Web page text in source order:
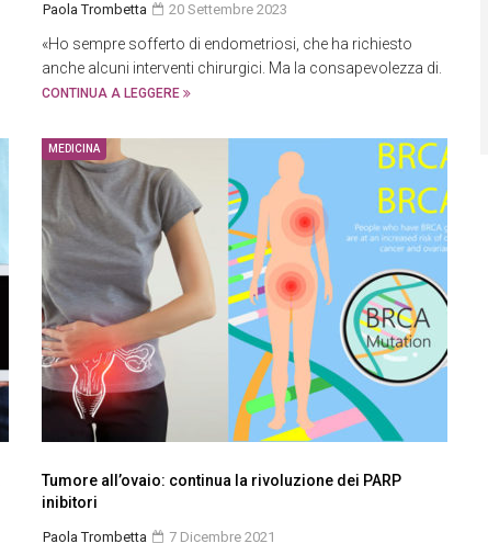
Paola Trombetta 20 Settembre 2023
«Ho sempre sofferto di endometriosi, che ha richiesto
anche alcuni interventi chirurgici. Ma la consapevolezza di.
CONTINUA A LEGGERE
MEDICINA
Tumore all’ovaio: continua la rivoluzione dei PARP
inibitori
Paola Trombetta 7 Dicembre 2021